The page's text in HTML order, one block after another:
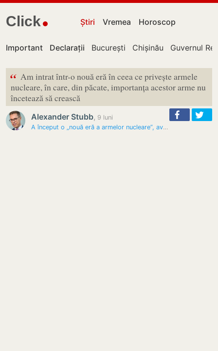
Click Știri Vremea Horoscop
Important Declarații București Chișinău Guvernul
“ Am intrat într-o nouă eră în ceea ce privește armele
nucleare, în care, din păcate, importanța acestor arme nu
încetează să crească
Alexander Stubb, 9 luni
A început o „nouă eră a armelor nucleare”, avertizează…